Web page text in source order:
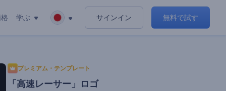
学ぶ サインイン 無料で試す
プレミアム・テンプレート
「高速レーサー」ロゴ